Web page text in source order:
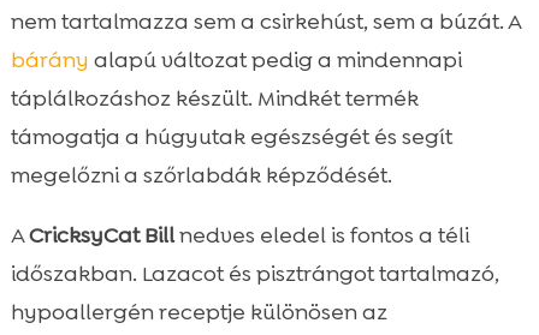
nem tartalmazza sem a csirkehúst, sem a búzát. A
bárány alapú változat pedig a mindennapi
táplálkozáshoz készült. Mindkét termék
támogatja a húgyutak egészségét és segít
megelőzni a szőrlabdák képződését.
ACricksyCat Billnedves eledel is fontos a téli
időszakban. Lazacot és pisztrángot tartalmazó,
hypoallergén receptje különösen az